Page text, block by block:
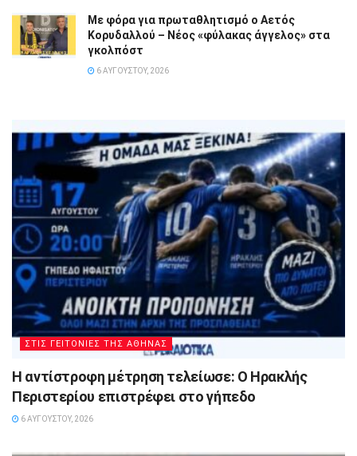
Με φόρα για πρωταθλητισμό ο Αετός
Κορυδαλλού – Νέος «φύλακας άγγελος» στα
γκολπόστ
6 ΑΥΓΟΎΣΤΟΥ, 2026
ΣΤΙΣ ΓΕΙΤΟΝΙΕΣ ΤΗΣ ΑΘΗΝΑΣ
Η αντίστροφη μέτρηση τελείωσε: Ο Ηρακλής
Περιστερίου επιστρέφει στο γήπεδο
6 ΑΥΓΟΎΣΤΟΥ, 2026